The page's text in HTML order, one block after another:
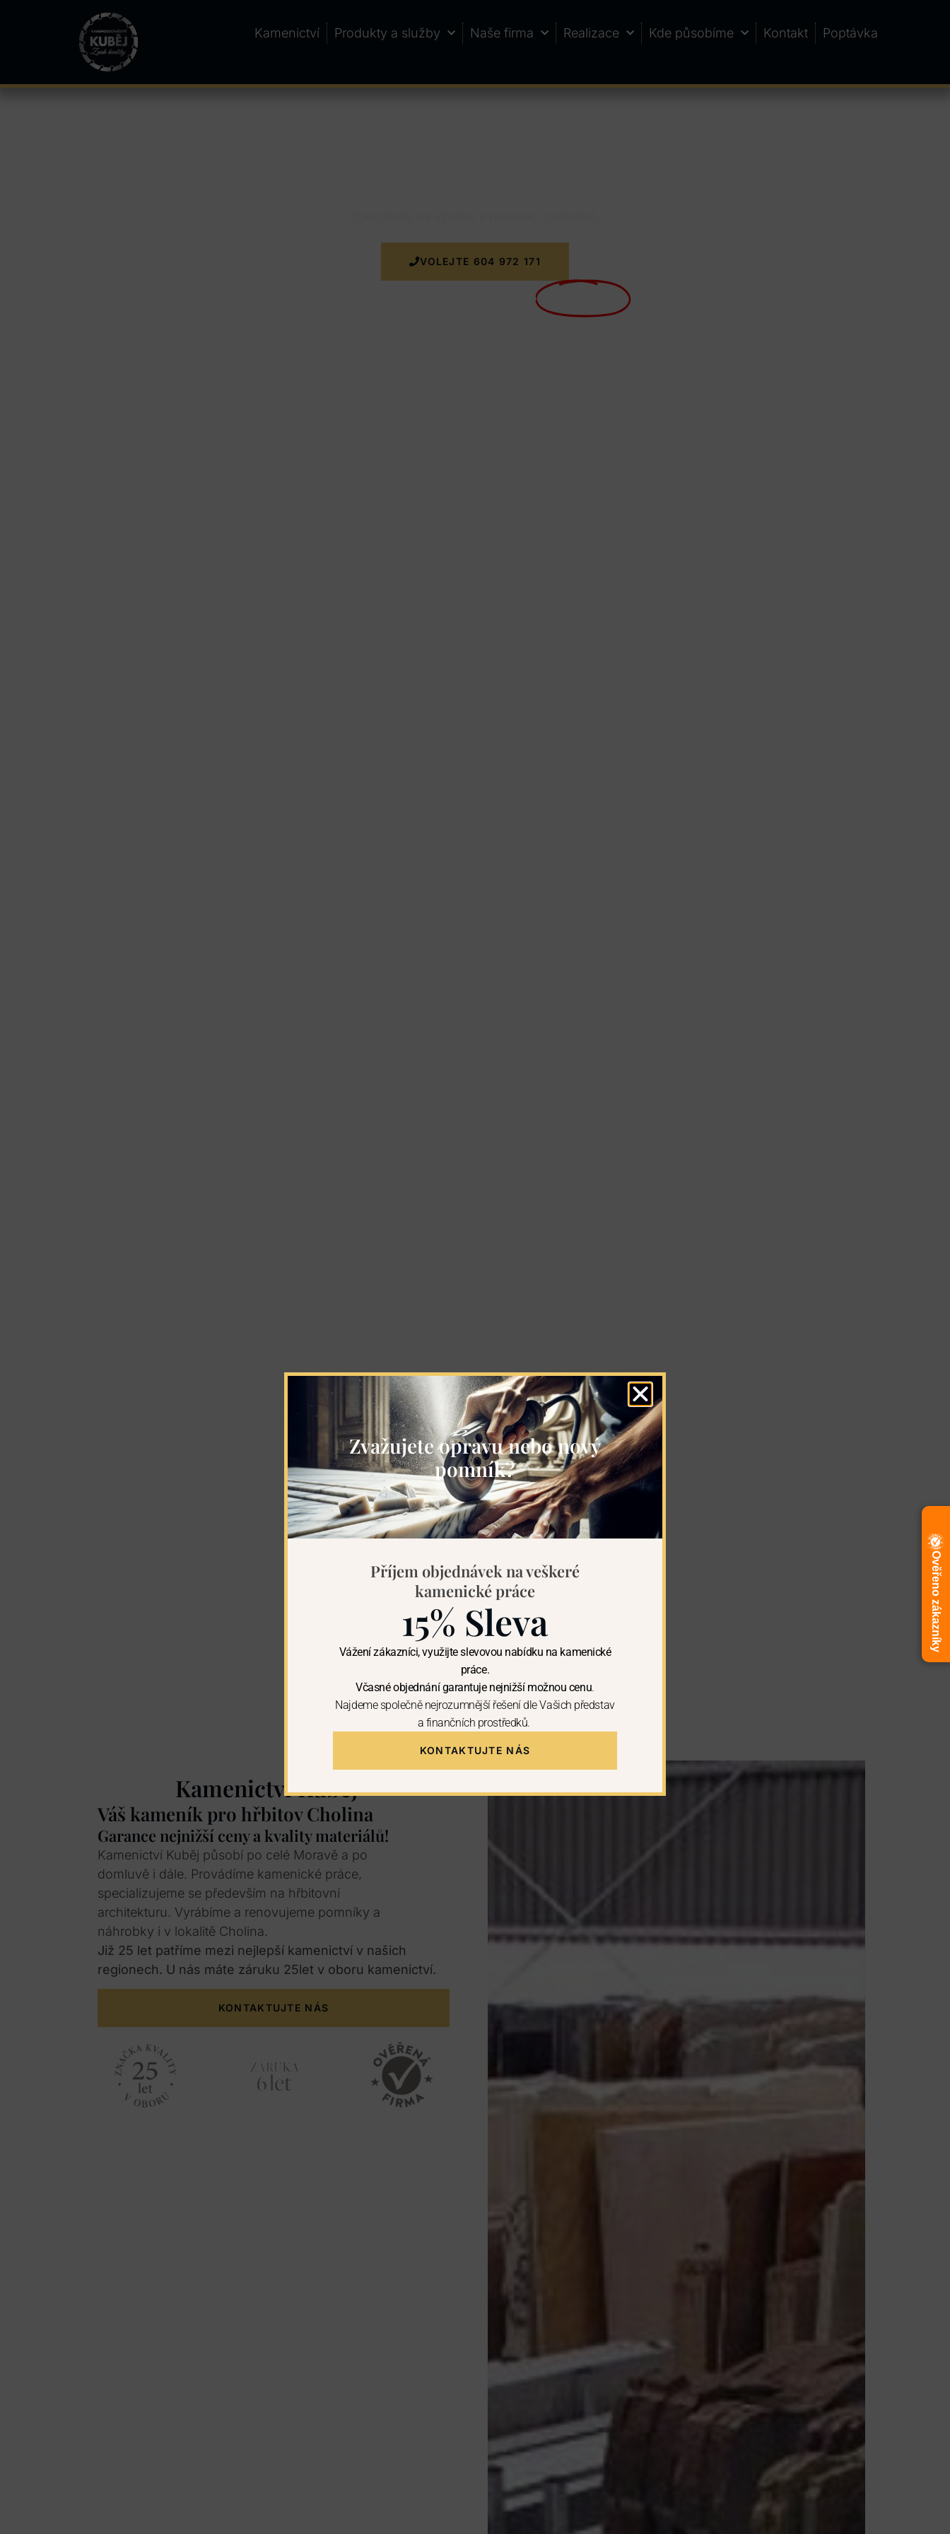
Kamenictví Produkty a služby Naše firma Realizace Kde působíme Kontakt Poptávka
VOLEJTE 604 972 171
Nyní doprava k zakázceZDARMA
Kamenictví Kuběj
Váš kameník pro hřbitov Cholina
Garance nejnižší ceny a kvality materiálů!
Kamenictví Kuběj působí po celé Moravě a po
domluvě i dále. Provádíme kamenické práce,
specializujeme se především na hřbitovní
architekturu. Vyrábíme a renovujeme pomníky a
náhrobky i v lokalitě Cholina.
Již 25 let patříme mezi nejlepší kamenictví v našich
regionech. U nás máte záruku 25let v oboru kamenictví.
KONTAKTUJTE NÁS
Ověřeno zákazníky
Zvažujete opravu nebo nový
pomník?
Příjem objednávek na veškeré
kamenické práce
15% Sleva
Vážení zákazníci, využijte slevovou nabídku na kamenické
práce.
Včasné objednání garantuje nejnižší možnou cenu.
Najdeme společně nejrozumnější řešení dle Vašich představ
a finančních prostředků.
KONTAKTUJTE NÁS